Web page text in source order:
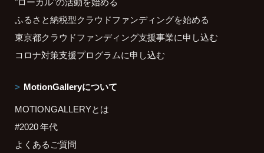
ふるさと納税型クラウドファンディングを始める
東京都クラウドファンディング支援事業に申し込む
コロナ対策支援プログラムに申し込む
MotionGalleryについて
MOTIONGALLERYとは
#2020 年代
よくあるご質問